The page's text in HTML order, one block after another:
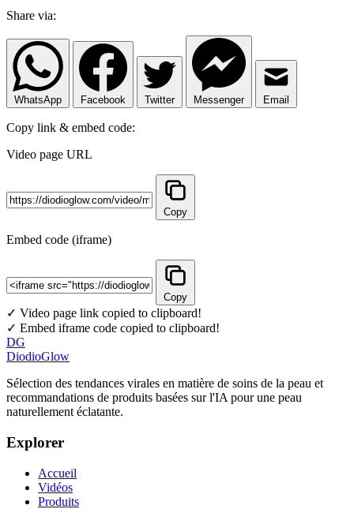
Share via:
WhatsApp Facebook Twitter Messenger Email
Copy link & embed code:
Video page URL
Copy
Embed code (iframe)
Copy
✓ Video page link copied to clipboard!
✓ Embed iframe code copied to clipboard!
DG
DiodioGlow
Sélection des tendances virales en matière de soins de la peau et
recommandations de produits basées sur l'IA pour une peau
naturellement éclatante.
Explorer
Accueil
Vidéos
Produits